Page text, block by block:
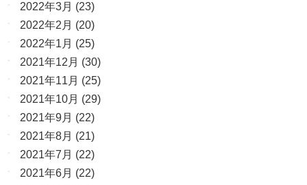
2022年3月 (23)
2022年2月 (20)
2022年1月 (25)
2021年12月 (30)
2021年11月 (25)
2021年10月 (29)
2021年9月 (22)
2021年8月 (21)
2021年7月 (22)
2021年6月 (22)